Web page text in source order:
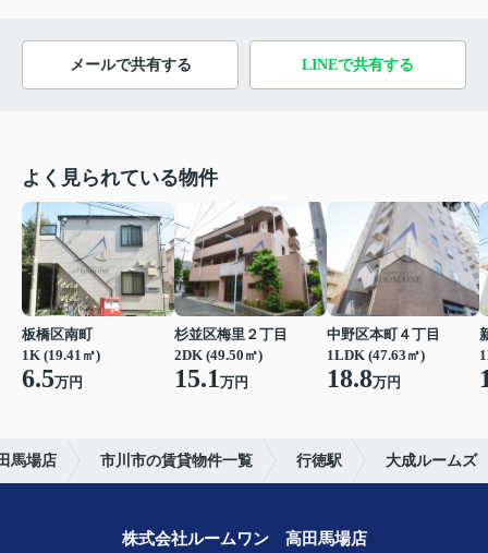
メールで共有する LINEで共有する
よく見られている物件
板橋区南町
1K (19.41㎡)
6.5万円
杉並区梅里２丁目
2DK (49.50㎡)
15.1万円
中野区本町４丁目
1LDK (47.63㎡)
18.8万円
馬場店 市川市の賃貸物件一覧 行徳駅 大成ルームズ
株式会社ルームワン 高田馬場店